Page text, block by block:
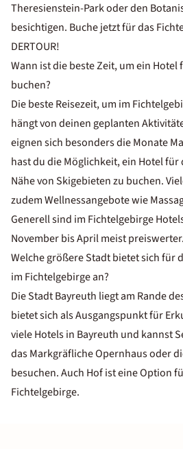
Theresienstein-Park oder den
besichtigen. Buche jetzt für das
DERTOUR!
Wann ist die beste Zeit, um ein Hotel
buchen?
Die beste Reisezeit, um im
hängt von deinen geplanten
eignen sich besonders die Monate
hast du die Möglichkeit, ein Hotel
Nähe von Skigebieten zu buchen.
zudem Wellnessangebote wie
Generell sind im Fichtelgebirge
November bis April meist preiswerter.
Welche größere Stadt bietet sich für
im Fichtelgebirge an?
Die Stadt Bayreuth liegt am Rande
bietet sich als Ausgangspunkt für
vieleHotels in Bayreuth und kannst
das Markgräfliche Opernhaus oder
besuchen. Auch Hof ist eine Option
Fichtelgebirge.